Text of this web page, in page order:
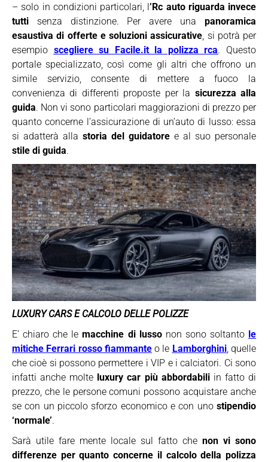
– solo in condizioni particolari, l’Rc auto riguarda invece
tutti senza distinzione. Per avere una panoramica
esaustiva di offerte e soluzioni assicurative, si potrà per
esempio scegliere su Facile.it la polizza rca. Questo
portale specializzato, così come gli altri che offrono un
simile servizio, consente di mettere a fuoco la
convenienza di differenti proposte per la sicurezza alla
guida. Non vi sono particolari maggiorazioni di prezzo per
quanto concerne l’assicurazione di un’auto di lusso: essa
si adatterà alla storia del guidatore e al suo personale
stile di guida.
LUXURY CARS E CALCOLO DELLE POLIZZE
E’ chiaro che lemacchine di lusso non sono soltanto le
mitiche Ferrari rosso fiammanteo le Lamborghini, quelle
che cioè si possono permettere i VIP e i calciatori. Ci sono
infatti anche molte luxury car più abbordabili in fatto di
prezzo, che le persone comuni possono acquistare anche
se con un piccolo sforzo economico e con uno stipendio
‘normale’.
Sarà utile fare mente locale sul fatto che non vi sono
differenze per quanto concerne il calcolo della polizza